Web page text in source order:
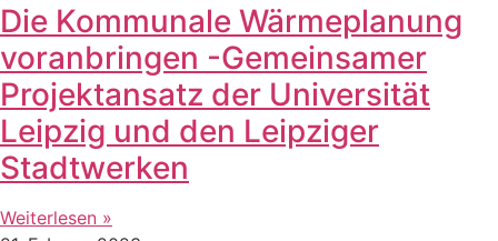
Die Kommunale Wärmeplanung
voranbringen -Gemeinsamer
Projektansatz der Universität
Leipzig und den Leipziger
Stadtwerken
Weiterlesen »